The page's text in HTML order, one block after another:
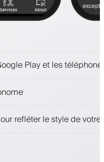
de fidélité
Play et les
refléter le style de